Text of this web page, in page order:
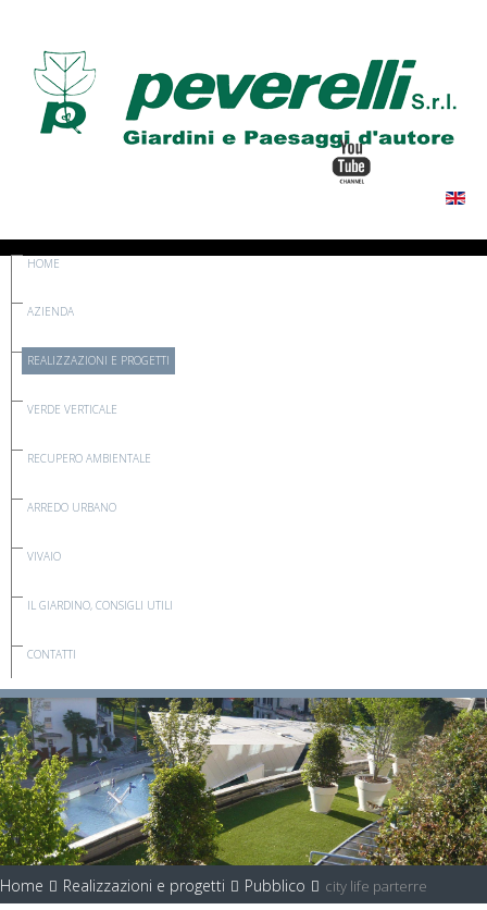
HOME
AZIENDA
REALIZZAZIONI E PROGETTI
VERDE VERTICALE
RECUPERO AMBIENTALE
ARREDO URBANO
VIVAIO
IL GIARDINO, CONSIGLI UTILI
CONTATTI
Home Realizzazioni e progetti Pubblico city life parterre